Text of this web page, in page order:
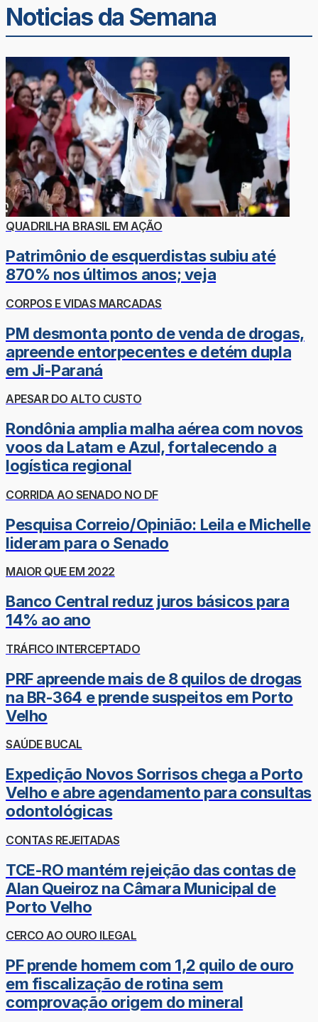
Noticias da Semana
QUADRILHA BRASIL EM AÇÃO
Patrimônio de esquerdistas subiu até
870% nos últimos anos; veja
CORPOS E VIDAS MARCADAS
PM desmonta ponto de venda de drogas,
apreende entorpecentes e detém dupla
em Ji-Paraná
APESAR DO ALTO CUSTO
Rondônia amplia malha aérea com novos
voos da Latam e Azul, fortalecendo a
logística regional
CORRIDA AO SENADO NO DF
Pesquisa Correio/Opinião: Leila e Michelle
lideram para o Senado
MAIOR QUE EM 2022
Banco Central reduz juros básicos para
14% ao ano
TRÁFICO INTERCEPTADO
PRF apreende mais de 8 quilos de drogas
na BR-364 e prende suspeitos em Porto
Velho
SAÚDE BUCAL
Expedição Novos Sorrisos chega a Porto
Velho e abre agendamento para consultas
odontológicas
CONTAS REJEITADAS
TCE-RO mantém rejeição das contas de
Alan Queiroz na Câmara Municipal de
Porto Velho
CERCO AO OURO ILEGAL
PF prende homem com 1,2 quilo de ouro
em fiscalização de rotina sem
comprovação origem do mineral